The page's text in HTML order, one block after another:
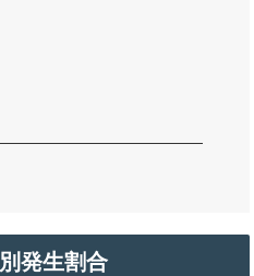
発生割合